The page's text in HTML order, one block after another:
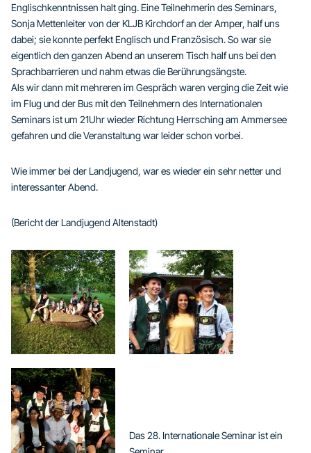
Englischkenntnissen halt ging. Eine Teilnehmerin des Seminars,
Sonja Mettenleiter von der KLJB Kirchdorf an der Amper, half uns
dabei; sie konnte perfekt Englisch und Französisch. So war sie
eigentlich den ganzen Abend an unserem Tisch half uns bei den
Sprachbarrieren und nahm etwas die Berührungsängste.
Als wir dann mit mehreren im Gespräch waren verging die Zeit wie
im Flug und der Bus mit den Teilnehmern des Internationalen
Seminars ist um 21Uhr wieder Richtung Herrsching am Ammersee
gefahren und die Veranstaltung war leider schon vorbei.
Wie immer bei der Landjugend, war es wieder ein sehr netter und
interessanter Abend.
(Bericht der Landjugend Altenstadt)
Das 28. Internationale Seminar ist ein